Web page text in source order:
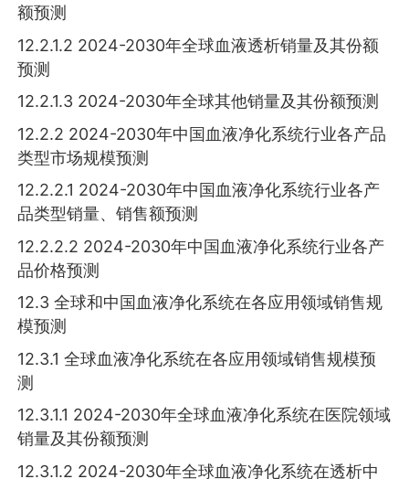
额预测
12.2.1.2 2024-2030年全球血液透析销量及其份额
预测
12.2.1.3 2024-2030年全球其他销量及其份额预测
12.2.2 2024-2030年中国血液净化系统行业各产品
类型市场规模预测
12.2.2.1 2024-2030年中国血液净化系统行业各产
品类型销量、销售额预测
12.2.2.2 2024-2030年中国血液净化系统行业各产
品价格预测
12.3 全球和中国血液净化系统在各应用领域销售规
模预测
12.3.1 全球血液净化系统在各应用领域销售规模预
测
12.3.1.1 2024-2030年全球血液净化系统在医院领域
销量及其份额预测
12.3.1.2 2024-2030年全球血液净化系统在透析中